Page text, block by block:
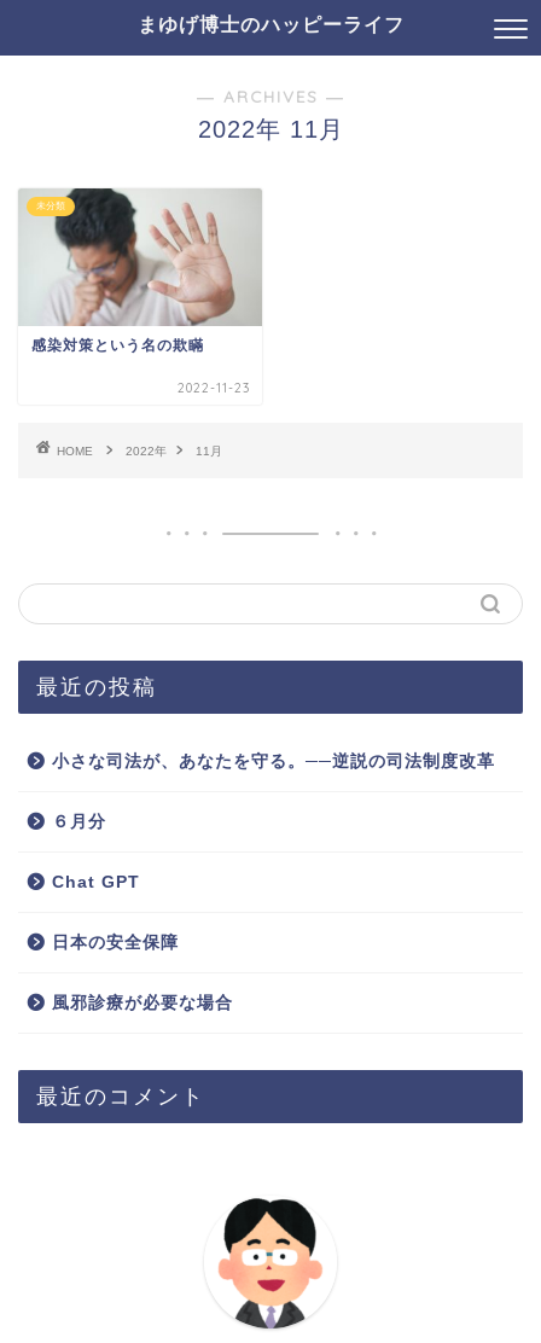
まゆげ博士のハッピーライフ
― ARCHIVES ―
2022年 11月
未分類
感染対策という名の欺瞞
2022-11-23
HOME 2022年 11月
最近の投稿
小さな司法が、あなたを守る。──逆説の司法制度改革
６月分
Chat GPT
日本の安全保障
風邪診療が必要な場合
最近のコメント